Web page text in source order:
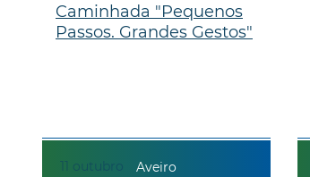
11 outubro
Caminhada "Pequenos
Passos. Grandes Gestos"
Aveiro